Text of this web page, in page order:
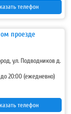
телефон
проезде
ул. Подводников д.
20:00 (ежедневно)
телефон